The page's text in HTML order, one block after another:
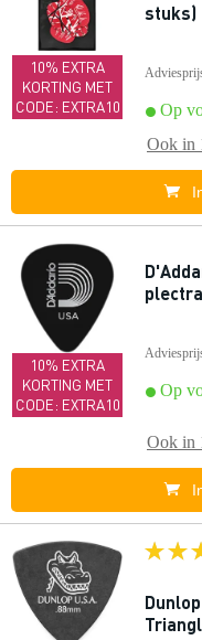
10% EXTRA
KORTING MET
CODE: EXTRA10
stuks)
Op
Ook in
10% EXTRA
KORTING MET
CODE: EXTRA10
Op
Ook in